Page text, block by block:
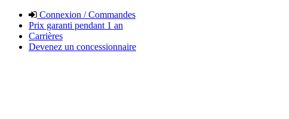
Connexion / Commandes
Prix garanti pendant 1 an
Carrières
Devenez un concessionnaire